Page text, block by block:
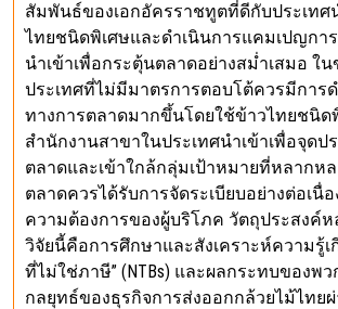
สัมพันธ์ของเอกอัครราชทูตที่ดีกับประเทศ
ไทยชนิดพิเศษและดำเนินการแคมเปญกา
นำเข้าเพื่อกระตุ้นตลาดอย่างสม่ำเสมอ ใ
ประเทศที่ไม่มีมาตรการตอบโต้ควรมีการ
ทางการตลาดมากขึ้นโดยใช้ข้าวไทยชนิด
สำนักงานสาขาในประเทศนำเข้าเพื่อจุดป
ตลาดและเข้าใกล้กลุ่มเป้าหมายที่หลากห
ตลาดควรได้รับการจัดระเบียบอย่างต่อเนื่
ความต้องการของผู้บริโภค วัตถุประสงค์
วิจัยนี้คือการศึกษาและสังเคราะห์ความรู้เ
ที่ไม่ใช่ภาษี” (NTBs) และผลกระทบของพ
กลยุทธ์ของธุรกิจการส่งออกกล้วยไม้ไทย